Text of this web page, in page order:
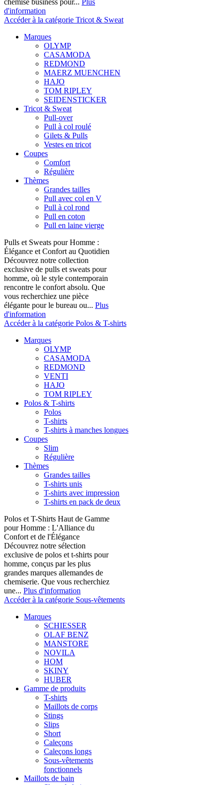
chemise business pour... Plus
d'information
Accéder à la catégorie Tricot & Sweat
Marques
OLYMP
CASAMODA
REDMOND
MAERZ MUENCHEN
HAJO
TOM RIPLEY
SEIDENSTICKER
Tricot & Sweat
Pull-over
Pull à col roulé
Gilets & Pulls
Vestes en tricot
Coupes
Comfort
Régulière
Thèmes
Grandes tailles
Pull avec col en V
Pull à col rond
Pull en coton
Pull en laine vierge
Pulls et Sweats pour Homme :
Élégance et Confort au Quotidien
Découvrez notre collection
exclusive de pulls et sweats pour
homme, où le style contemporain
rencontre le confort absolu. Que
vous recherchiez une pièce
élégante pour le bureau ou... Plus
d'information
Accéder à la catégorie Polos & T-shirts
Marques
OLYMP
CASAMODA
REDMOND
VENTI
HAJO
TOM RIPLEY
Polos & T-shirts
Polos
T-shirts
T-shirts à manches longues
Coupes
Slim
Régulière
Thèmes
Grandes tailles
T-shirts unis
T-shirts avec impression
T-shirts en pack de deux
Polos et T-Shirts Haut de Gamme
pour Homme : L'Alliance du
Confort et de l'Élégance
Découvrez notre sélection
exclusive de polos et t-shirts pour
homme, conçus par les plus
grandes marques allemandes de
chemiserie. Que vous recherchiez
une... Plus d'information
Accéder à la catégorie Sous-vêtements
Marques
SCHIESSER
OLAF BENZ
MANSTORE
NOVILA
HOM
SKINY
HUBER
Gamme de produits
T-shirts
Maillots de corps
Stings
Slips
Short
Caleçons
Caleçons longs
Sous-vêtements
fonctionnels
Maillots de bain